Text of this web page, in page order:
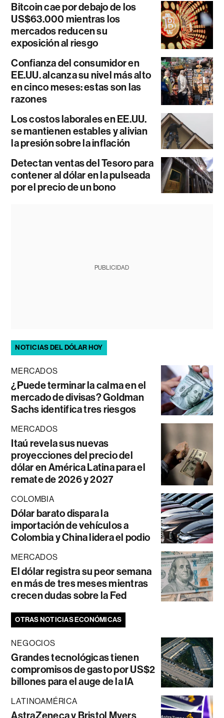
Bitcoin cae por debajo de los
US$63.000 mientras los
mercados reducen su
exposición al riesgo
Confianza del consumidor en
EE.UU. alcanza su nivel más alto
en cinco meses: estas son las
razones
Los costos laborales en EE.UU.
se mantienen estables y alivian
la presión sobre la inflación
Detectan ventas del Tesoro para
contener al dólar en la pulseada
por el precio de un bono
PUBLICIDAD
NOTICIAS DEL DÓLAR HOY
MERCADOS
¿Puede terminar la calma en el
mercado de divisas? Goldman
Sachs identifica tres riesgos
MERCADOS
Itaú revela sus nuevas
proyecciones del precio del
dólar en América Latina para el
remate de 2026 y 2027
COLOMBIA
Dólar barato dispara la
importación de vehículos a
Colombia y China lidera el podio
MERCADOS
El dólar registra su peor semana
en más de tres meses mientras
crecen dudas sobre la Fed
OTRAS NOTICIAS ECONÓMICAS
NEGOCIOS
Grandes tecnológicas tienen
compromisos de gasto por US$2
billones para el auge de la IA
LATINOAMÉRICA
AstraZeneca y Bristol Myers